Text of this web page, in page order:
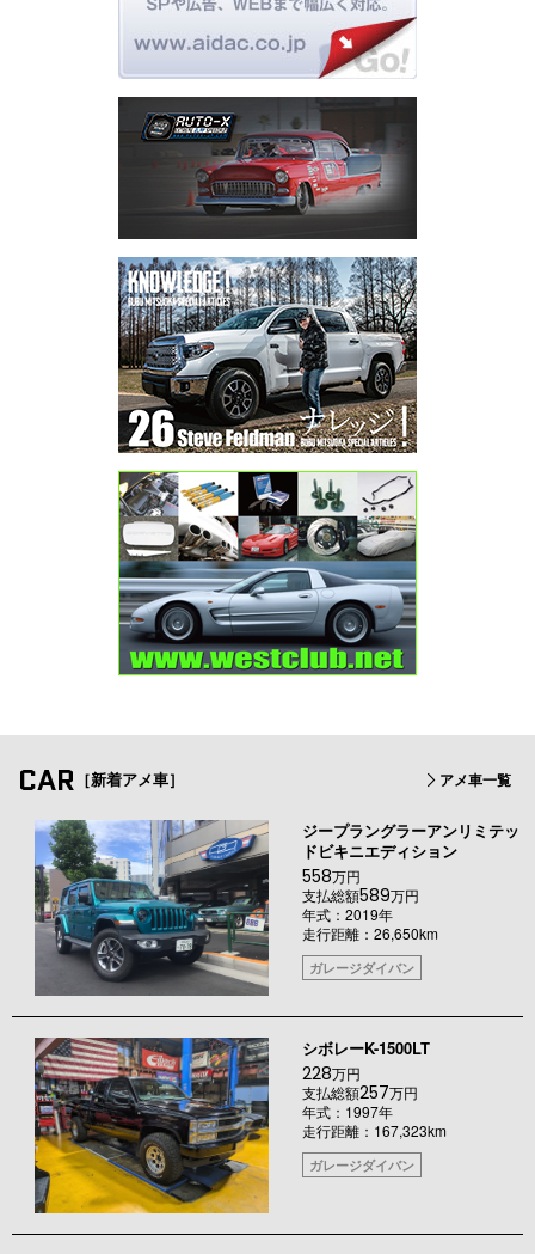
CAR ［新着アメ車］ アメ車一覧
ジープラングラーアンリミテッ
ドビキニエディション
558万円
支払総額589万円
年式：2019年
走行距離：26,650km
ガレージダイバン
シボレーK-1500LT
228万円
支払総額257万円
年式：1997年
走行距離：167,323km
ガレージダイバン